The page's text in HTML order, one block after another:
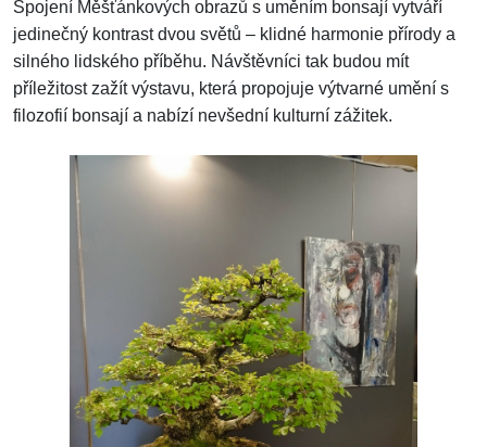
Spojení Měšťánkových obrazů s uměním bonsají vytváří
jedinečný kontrast dvou světů – klidné harmonie přírody a
silného lidského příběhu. Návštěvníci tak budou mít
příležitost zažít výstavu, která propojuje výtvarné umění s
filozofií bonsají a nabízí nevšední kulturní zážitek.